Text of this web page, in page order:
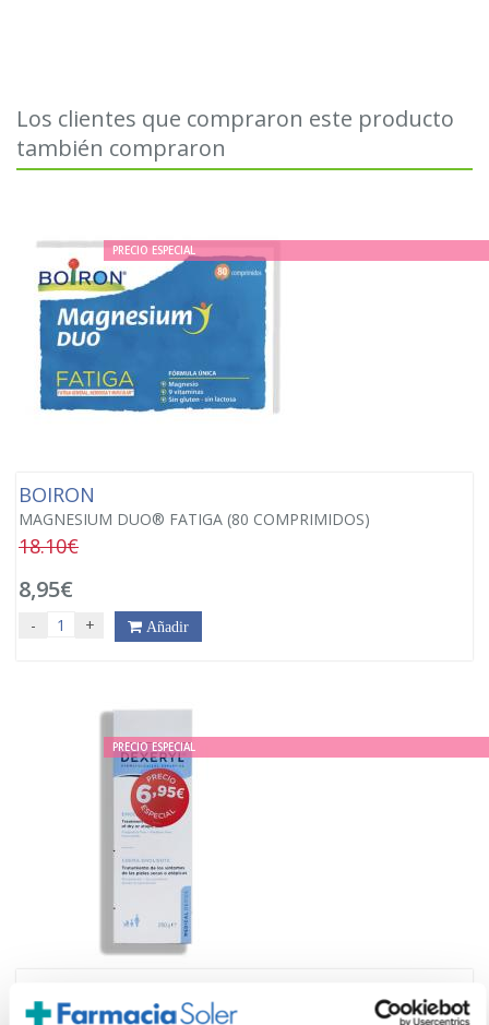
Los clientes que compraron este producto
también compraron
PRECIO ESPECIAL
BOIRON
MAGNESIUM DUO® FATIGA (80 COMPRIMIDOS)
18.10€
8,95€
- + Añadir
PRECIO ESPECIAL
CREMA EMOLIENTE (500ML)